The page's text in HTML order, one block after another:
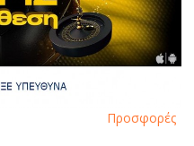
Προσφορές